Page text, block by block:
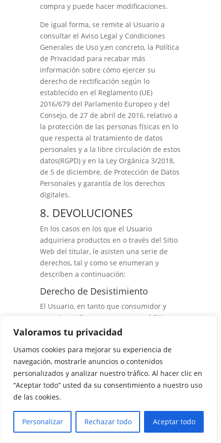
Valoramos tu privacidad
Usamos cookies para mejorar su experiencia de
navegación, mostrarle anuncios o contenidos
personalizados y analizar nuestro tráfico. Al hacer clic en
“Aceptar todo” usted da su consentimiento a nuestro uso
de las cookies.
Personalizar Rechazar todo Aceptar todo
compra y puede hacer modificaciones.
De igual forma, se remite al Usuario a
consultar el Aviso Legal y Condiciones
Generales de Uso y,en concreto, la Política
de Privacidad para recabar más
información sobre cómo ejercer su
derecho de rectificación según lo
establecido en el Reglamento (UE)
2016/679 del Parlamento Europeo y del
Consejo, de 27 de abril de 2016, relativo a
la protección de las personas físicas en lo
que respecta al tratamiento de datos
personales y a la libre circulación de estos
datos(RGPD) y en la Ley Orgánica 3/2018,
de 5 de diciembre, de Protección de Datos
Personales y garantía de los derechos
digitales.
8. DEVOLUCIONES
En los casos en los que el Usuario
adquiriera productos en o través del Sitio
Web del titular, le asisten una serie de
derechos, tal y como se enumeran y
describen a continuación:
Derecho de Desistimiento
El Usuario, en tanto que consumidor y
usuario, realiza una compra en el Sitio
Web y, por tanto le asiste el derecho a
desistir de dicha compra en un plazo de
14 días naturales sin necesidad de
justificación.
Este plazo de desistimiento expirará a los
14 días naturales del día que el Usuario o
del transportista, adquirió la posesión
material de los bienes adquiridos en el